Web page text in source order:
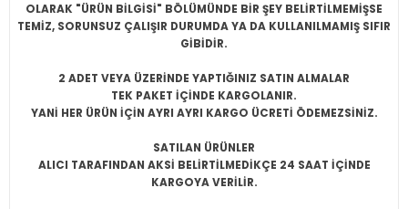
OLARAK "ÜRÜN BİLGİSİ" BÖLÜMÜNDE BİR ŞEY BELİRTİLMEMİŞSE
TEMİZ, SORUNSUZ ÇALIŞIR DURUMDA YA DA KULLANILMAMIŞ SIFIR
GİBİDİR.
2 ADET VEYA ÜZERİNDE YAPTIĞINIZ SATIN ALMALAR
TEK PAKET İÇİNDE KARGOLANIR.
YANİ HER ÜRÜN İÇİN AYRI AYRI KARGO ÜCRETİ ÖDEMEZSİNİZ.
SATILAN ÜRÜNLER
ALICI TARAFINDAN AKSİ BELİRTİLMEDİKÇE 24 SAAT İÇİNDE
KARGOYA VERİLİR.